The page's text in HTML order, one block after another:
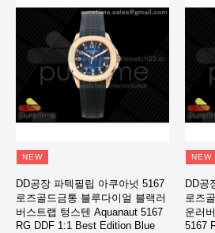
NEW
DD공장 파텍필립 아쿠아넛 5167
로즈골드금통 블루다이얼 블랙러
버스트랩 텅스텐 Aquanaut 5167
RG DDF 1:1 Best Edition Blue
NEW
DD공
로즈
운러
5167